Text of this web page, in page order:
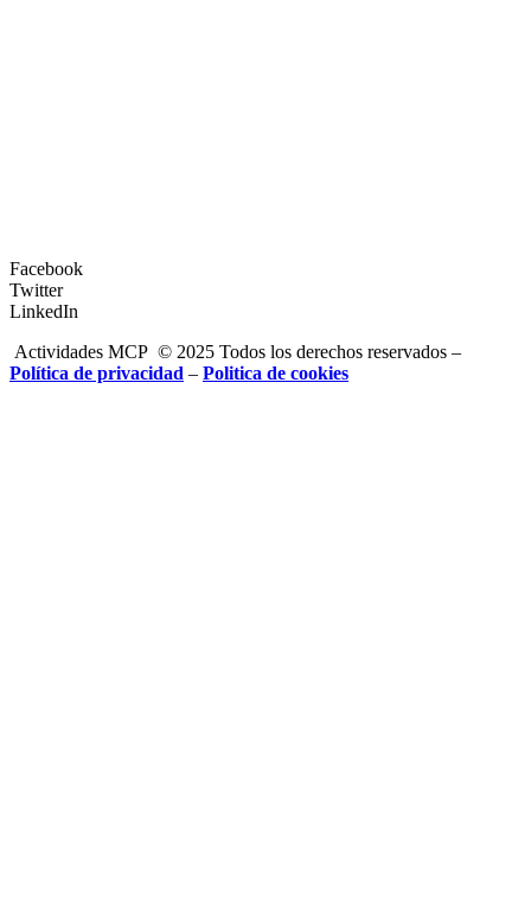
Facebook
Twitter
LinkedIn
Actividades MCP © 2025 Todos los derechos reservados –
Política de privacidad – Politica de cookies